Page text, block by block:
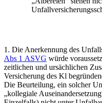
1. Die Anerkennung des
Abs 1 ASVG würde
zeitlichen und ursächlichen
Versicherung des Kl
Die Beurteilung, ein solcher
„kollegiale